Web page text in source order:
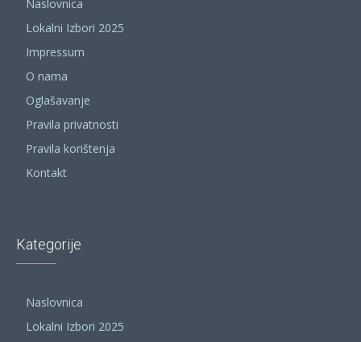
Naslovnica
Lokalni Izbori 2025
Impressum
O nama
Oglašavanje
Pravila privatnosti
Pravila korištenja
Kontakt
Kategorije
Naslovnica
Lokalni Izbori 2025